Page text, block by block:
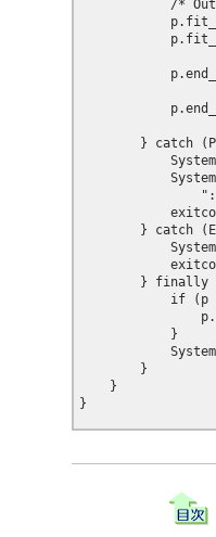
/*
} catch
} catch
} finally
if (p
            }
        }
    }